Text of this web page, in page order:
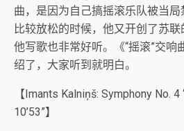
曲，是因为自己搞摇滚乐队被当
比较放松的时候，他又开创了苏
他写歌也非常好听。《“摇滚”交响
绍了，大家听到就明白。
【Imants Kalniņš: Symphony No.
10’53”】